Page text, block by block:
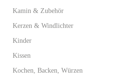
Kamin & Zubehör
Kerzen & Windlichter
Kinder
Kissen
Kochen, Backen, Würzen